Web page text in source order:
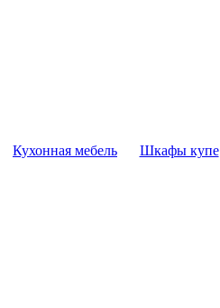
Кухонная мебель Шкафы купе